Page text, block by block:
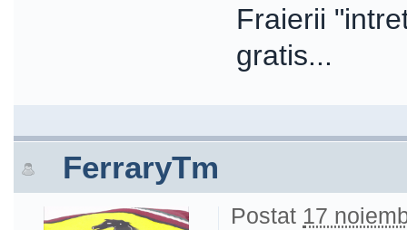
Fraierii
gratis...
FerraryTm
Postat 17